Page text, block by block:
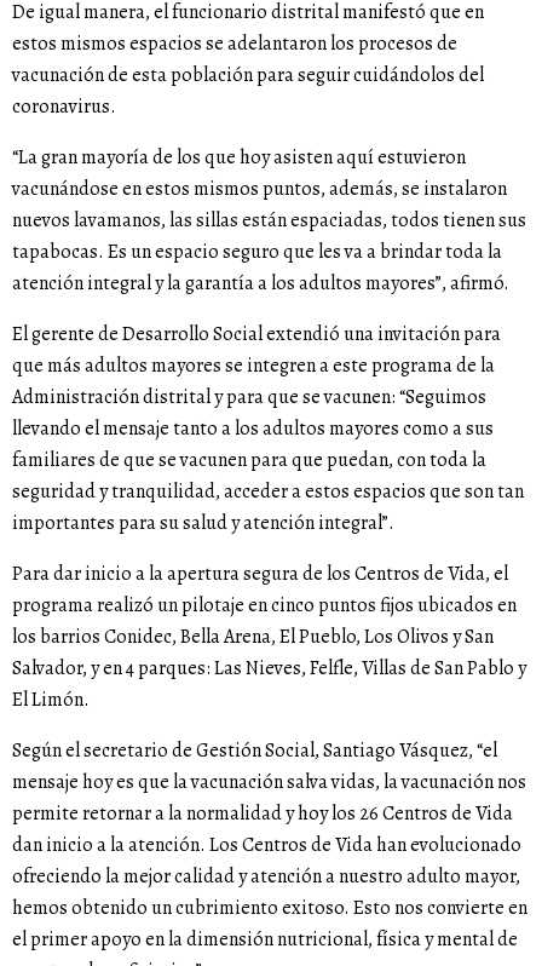
De igual manera, el funcionario distrital manifestó que en
estos mismos espacios se adelantaron los procesos de
vacunación de esta población para seguir cuidándolos del
coronavirus.
“La gran mayoría de los que hoy asisten aquí estuvieron
vacunándose en estos mismos puntos, además, se instalaron
nuevos lavamanos, las sillas están espaciadas, todos tienen sus
tapabocas. Es un espacio seguro que les va a brindar toda la
atención integral y la garantía a los adultos mayores”, afirmó.
El gerente de Desarrollo Social extendió una invitación para
que más adultos mayores se integren a este programa de la
Administración distrital y para que se vacunen: “Seguimos
llevando el mensaje tanto a los adultos mayores como a sus
familiares de que se vacunen para que puedan, con toda la
seguridad y tranquilidad, acceder a estos espacios que son tan
importantes para su salud y atención integral”.
Para dar inicio a la apertura segura de los Centros de Vida, el
programa realizó un pilotaje en cinco puntos fijos ubicados en
los barrios Conidec, Bella Arena, El Pueblo, Los Olivos y San
Salvador, y en 4 parques: Las Nieves, Felfle, Villas de San Pablo y
El Limón.
Según el secretario de Gestión Social, Santiago Vásquez, “el
mensaje hoy es que la vacunación salva vidas, la vacunación nos
permite retornar a la normalidad y hoy los 26 Centros de Vida
dan inicio a la atención. Los Centros de Vida han evolucionado
ofreciendo la mejor calidad y atención a nuestro adulto mayor,
hemos obtenido un cubrimiento exitoso. Esto nos convierte en
el primer apoyo en la dimensión nutricional, física y mental de